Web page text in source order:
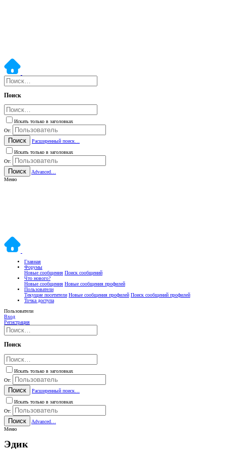
Поиск
Искать только в заголовках
От:
Поиск
Расширенный поиск…
Искать только в заголовках
От:
Поиск
Advanced…
Меню
Главная
Форумы
Новые сообщения Поиск сообщений
Что нового?
Новые сообщения Новые сообщения профилей
Пользователи
Текущие посетители Новые сообщения профилей Поиск сообщений профилей
Точка доступа
Пользователи
Вход
Регистрация
Поиск
Искать только в заголовках
От:
Поиск
Расширенный поиск…
Искать только в заголовках
От:
Поиск
Advanced…
Меню
Эдик